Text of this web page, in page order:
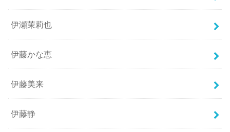
伊瀬茉莉也
伊藤かな恵
伊藤美来
伊藤静